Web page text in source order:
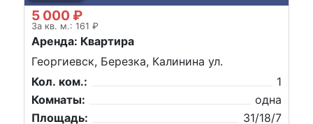
5 000 ₽
За кв. м.: 161 ₽
Аренда: Квартира
Георгиевск, Березка, Калинина ул.
Кол. ком.:
1
Комнаты:
одна
Площадь:
31/18/7